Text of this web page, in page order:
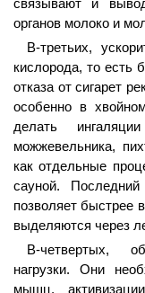
связывают и
органов молоко и
В-третьих,
кислорода, то есть
отказа от сигарет
особенно в
делать
можжевельника,
как отдельные
сауной. Последний
позволяет быстрее
выделяются через
В-четвертых,
нагрузки. Они
мышц,